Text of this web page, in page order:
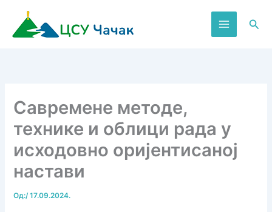
садржај
Савремене методе,
технике и облици рада у
исходовно оријентисаној
настави
Од:/17.09.2024.